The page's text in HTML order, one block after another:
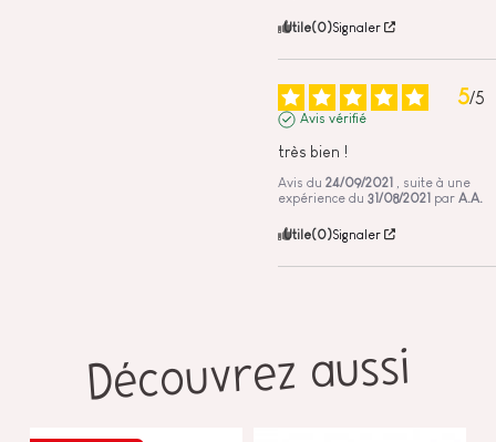
Utile(0)Signaler
5/5
Avis vérifié
très bien !
Avis du 24/09/2021
, suite à une
expérience du 31/08/2021 par A.A.
Utile(0)Signaler
Découvrez aussi